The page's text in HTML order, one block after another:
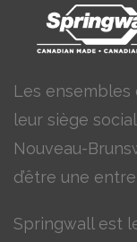
Les ensembles
leur siège
Nouveau-
d’être une
Springwall est